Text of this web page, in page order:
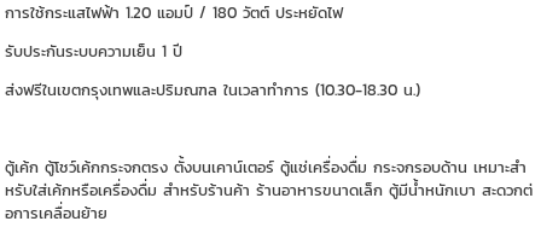
การใช้กระแสไฟฟ้า 1.20 แอมป์ / 180 วัตต์ ประหยัดไฟ
รับประกันระบบความเย็น 1 ปี
ส่งฟรีในเขตกรุงเทพและปริมณฑล ในเวลาทำการ (10.30-18.30 น.)
ตู้เค้ก ตู้โชว์เค้กกระจกตรง ตั้งบนเคาน์เตอร์ ตู้แช่เครื่องดื่ม กระจกรอบด้าน เหมาะสำ
หรับใส่เค้กหรือเครื่องดื่ม สำหรับร้านค้า ร้านอาหารขนาดเล็ก ตู้มีน้ำหนักเบา สะดวกต่
อการเคลื่อนย้าย